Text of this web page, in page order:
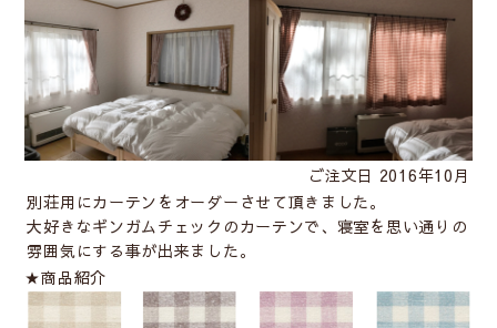
ご注文日 2016年10月
別荘用にカーテンをオーダーさせて頂きました。
大好きなギンガムチェックのカーテンで、寝室を思い通りの
雰囲気にする事が出来ました。
★商品紹介